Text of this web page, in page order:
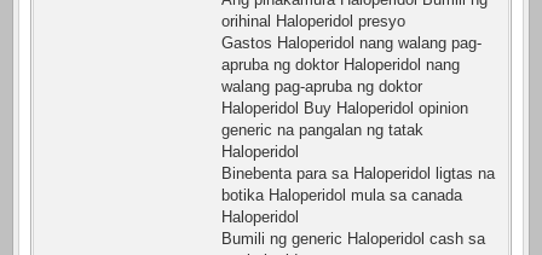
orihinal Haloperidol presyo
Gastos Haloperidol nang walang pag-
apruba ng doktor Haloperidol nang
walang pag-apruba ng doktor
Haloperidol Buy Haloperidol opinion
generic na pangalan ng tatak
Haloperidol
Binebenta para sa Haloperidol ligtas na
botika Haloperidol mula sa canada
Haloperidol
Bumili ng generic Haloperidol cash sa